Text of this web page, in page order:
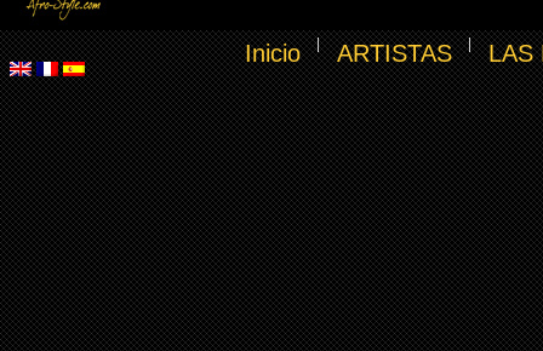
Inicio ARTISTAS LAS